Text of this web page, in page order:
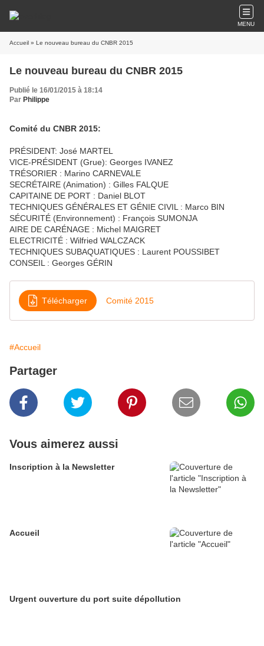
MENU
Accueil » Le nouveau bureau du CNBR 2015
Le nouveau bureau du CNBR 2015
Publié le 16/01/2015 à 18:14
Par Philippe
Comité du CNBR 2015:
PRÉSIDENT: José MARTEL
VICE-PRÉSIDENT (Grue): Georges IVANEZ
TRÉSORIER : Marino CARNEVALE
SECRÉTAIRE (Animation) : Gilles FALQUE
CAPITAINE DE PORT : Daniel BLOT
TECHNIQUES GÉNÉRALES ET GÉNIE CIVIL : Marco BIN
SÉCURITÉ (Environnement) : François SUMONJA
AIRE DE CARÉNAGE : Michel MAIGRET
ELECTRICITÉ : Wilfried WALCZACK
TECHNIQUES SUBAQUATIQUES : Laurent POUSSIBET
CONSEIL : Georges GÉRIN
Télécharger Comité 2015
#Accueil
Partager
Vous aimerez aussi
Inscription à la Newsletter
Accueil
Urgent ouverture du port suite dépollution